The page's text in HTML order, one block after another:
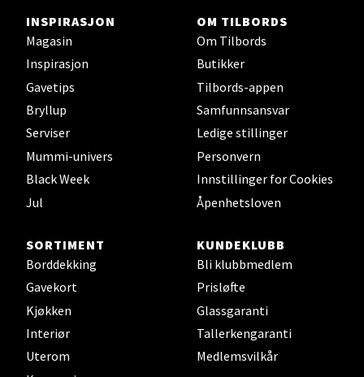
INSPIRASJON
Magasin
Inspirasjon
Gavetips
Bryllup
Serviser
Mummi-univers
Black Week
Jul
OM TILBORDS
Om Tilbords
Butikker
Tilbords-appen
Samfunnsansvar
Ledige stillinger
Personvern
Innstillinger for Cookies
Åpenhetsloven
SORTIMENT
Borddekking
Gavekort
Kjøkken
Interiør
Uterom
KUNDEKLUBB
Bli klubbmedlem
Prisløfte
Glassgaranti
Tallerkengaranti
Medlemsvilkår
Stavanger og Sandnes -
Herbarium
Lars Hertervigs gate 6, 4005 Stavanger
Åpent i dag 10-20
Bergen - Horisont
Myrdalsvegen 2, 5130 Nyborg